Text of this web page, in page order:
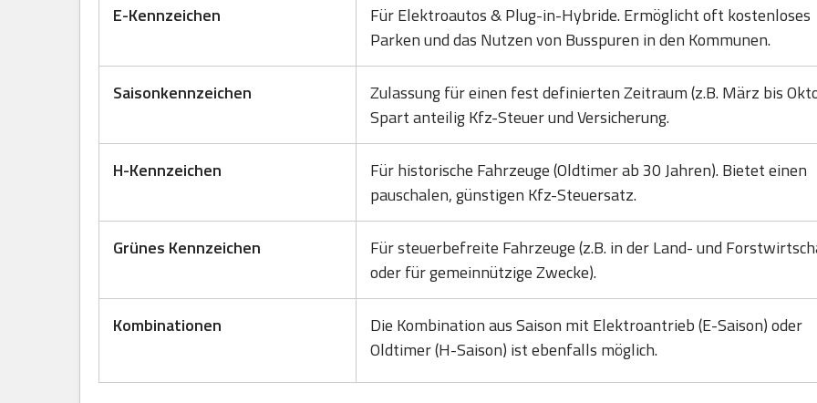
E-Kennzeichen
Für Elektroautos & Plug-in-Hybride. Ermöglicht oft kostenloses
Parken und das Nutzen von Busspuren in den Kommunen.
Saisonkennzeichen
Zulassung für einen fest definierten Zeitraum (z.B. März bis
Spart anteilig Kfz-Steuer und Versicherung.
H-Kennzeichen
Für historische Fahrzeuge (Oldtimer ab 30 Jahren). Bietet einen
pauschalen, günstigen Kfz-Steuersatz.
Grünes Kennzeichen
Für steuerbefreite Fahrzeuge (z.B. in der Land- und
oder für gemeinnützige Zwecke).
Kombinationen
Die Kombination aus Saison mit Elektroantrieb (E-Saison) oder
Oldtimer (H-Saison) ist ebenfalls möglich.